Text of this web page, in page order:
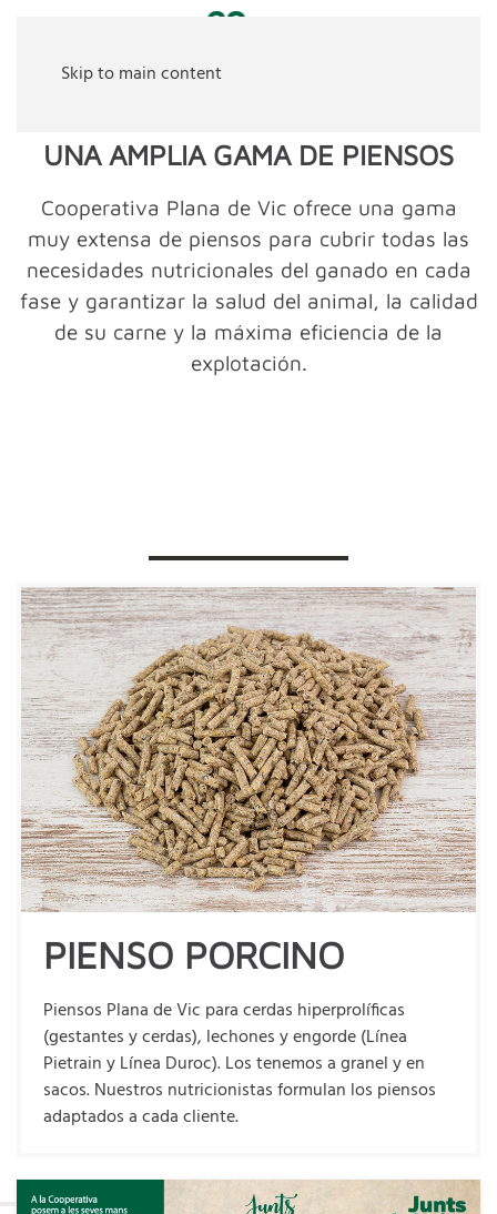
Skip to main content
UNA AMPLIA GAMA DE PIENSOS
Cooperativa Plana de Vic ofrece una gama
muy extensa de piensos para cubrir todas las
necesidades nutricionales del ganado en cada
fase y garantizar la salud del animal, la calidad
de su carne y la máxima eficiencia de la
explotación.
PIENSO PORCINO
Piensos Plana de Vic para cerdas hiperprolíficas
(gestantes y cerdas), lechones y engorde (Línea
Pietrain y Línea Duroc). Los tenemos a granel y en
sacos. Nuestros nutricionistas formulan los piensos
adaptados a cada cliente.